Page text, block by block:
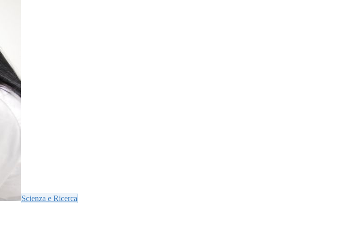
Scienza e Ricerca